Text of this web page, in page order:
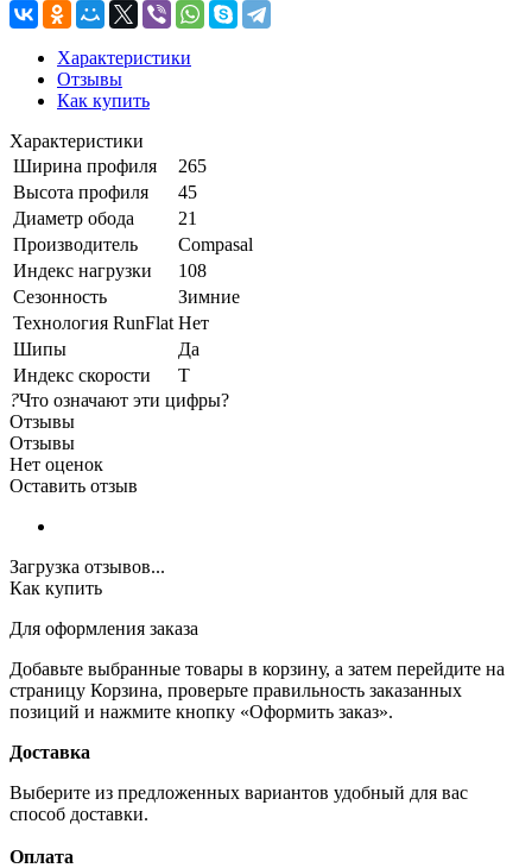
Характеристики
Отзывы
Как купить
Характеристики
Ширина профиля
265
Высота профиля
45
Диаметр обода
21
Производитель
Compasal
Индекс нагрузки
108
Сезонность
Зимние
Технология RunFlat Нет
Шипы
Да
Индекс скорости
T
?Что означают эти цифры?
Отзывы
Отзывы
Нет оценок
Оставить отзыв
Загрузка отзывов...
Как купить
Для оформления заказа
Добавьте выбранные товары в корзину, а затем перейдите на
страницу Корзина, проверьте правильность заказанных
позиций и нажмите кнопку «Оформить заказ».
Доставка
Выберите из предложенных вариантов удобный для вас
способ доставки.
Оплата